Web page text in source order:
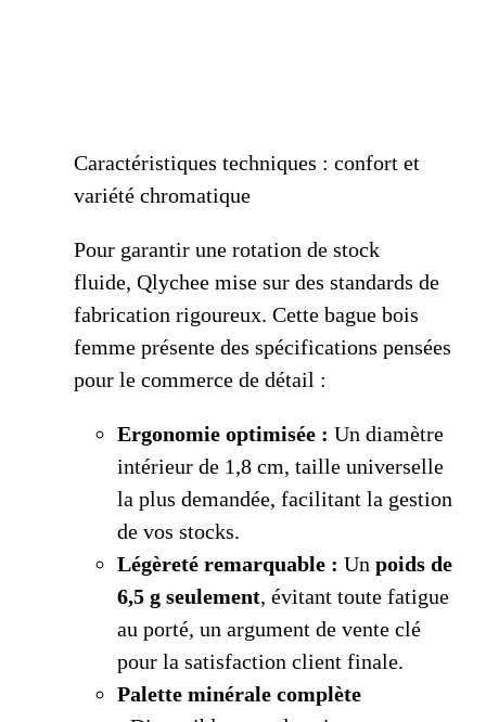
Caractéristiques techniques : confort et
variété chromatique
Pour garantir une rotation de stock
fluide, Qlychee mise sur des standards de
fabrication rigoureux. Cette bague bois
femme présente des spécifications pensées
pour le commerce de détail :
Ergonomie optimisée : Un diamètre
intérieur de 1,8 cm, taille universelle
la plus demandée, facilitant la gestion
de vos stocks.
Légèreté remarquable : Un poids de
6,5 g seulement, évitant toute fatigue
au porté, un argument de vente clé
pour la satisfaction client finale.
Palette minérale complète